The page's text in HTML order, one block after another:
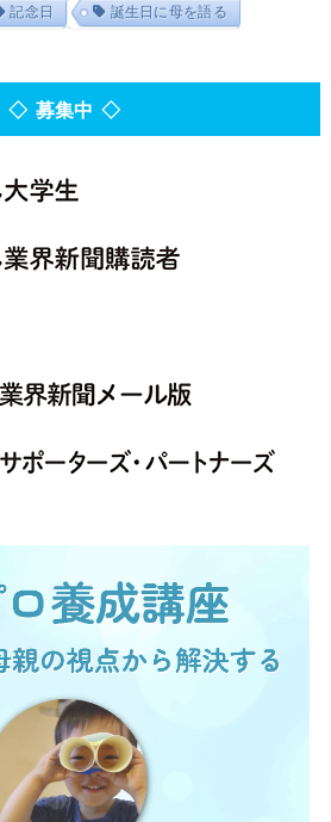
記念日 誕生日に母を語る
◇ 募集中 ◇